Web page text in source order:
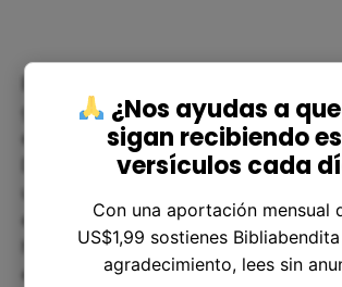
gran aplicación en nuestra vida
entenderlo mejor, veamos algunos
Digamos que Dios nos ha prometido
encontrar una oportunidad en esa
hemos tenido que aceptar un
empresa completamente diferente.
¿Nos ayudas a
sigan recibiendo
versículos cada
Con una aportación mensual
US$1,99 sostienes
agradecimiento, lees sin